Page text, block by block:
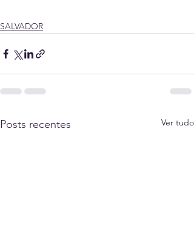
SALVADOR
Posts recentes Ver tudo